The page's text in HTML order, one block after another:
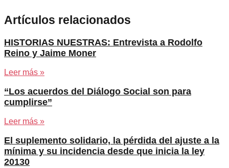
Artículos relacionados
HISTORIAS NUESTRAS: Entrevista a Rodolfo
Reino y Jaime Moner
Leer más »
“Los acuerdos del Diálogo Social son para
cumplirse”
Leer más »
El suplemento solidario, la pérdida del ajuste a la
mínima y su incidencia desde que inicia la ley
20130